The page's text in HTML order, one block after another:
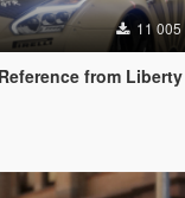
11 005
from Liberty Walk)